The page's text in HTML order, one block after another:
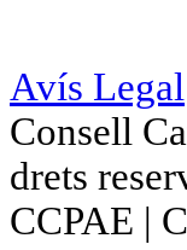
Avís Legal
Consell
drets
CCPAE |